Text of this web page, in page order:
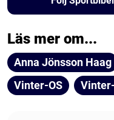
Läs mer om...
Anna Jönsson Haag
Vinter-OS